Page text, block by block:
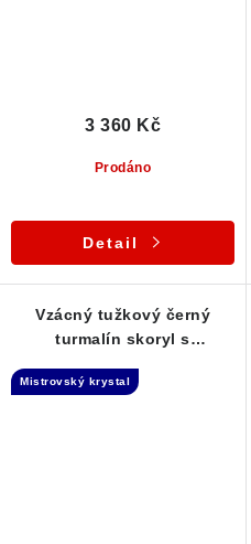
Prodáno
3 360 Kč
Detail
Vzácný tužkový černý
turmalín skoryl s
hůlka
Mistrovský krystal